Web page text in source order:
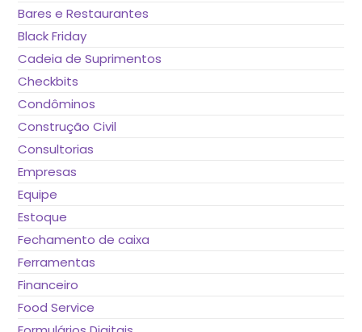
Bares e Restaurantes
Black Friday
Cadeia de Suprimentos
Checkbits
Condôminos
Construção Civil
Consultorias
Empresas
Equipe
Estoque
Fechamento de caixa
Ferramentas
Financeiro
Food Service